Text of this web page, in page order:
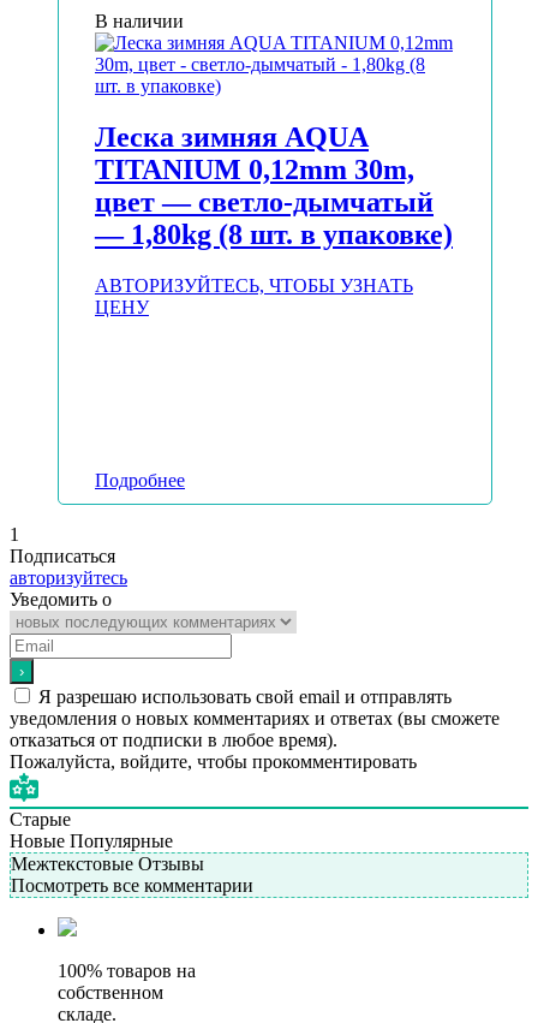
В наличии
Леска зимняя AQUA
TITANIUM 0,12mm 30m,
цвет — светло-дымчатый
— 1,80kg (8 шт. в упаковке)
АВТОРИЗУЙТЕСЬ, ЧТОБЫ УЗНАТЬ
ЦЕНУ
Подробнее
1
Подписаться
авторизуйтесь
Уведомить о
Я разрешаю использовать свой email и отправлять
уведомления о новых комментариях и ответах (вы cможете
отказаться от подписки в любое время).
Пожалуйста, войдите, чтобы прокомментировать
Старые
Новые Популярные
Межтекстовые Отзывы
Посмотреть все комментарии
100% товаров на
собственном
складе.